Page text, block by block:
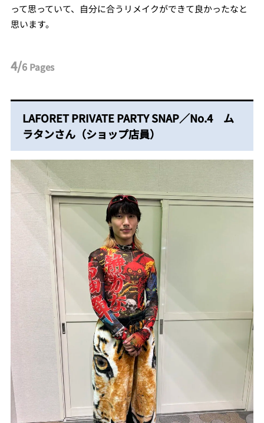
って思っていて、自分に合うリメイクができて良かったなと
思います。
4/6 Pages
LAFORET PRIVATE PARTY SNAP／No.4 ム
ラタンさん（ショップ店員）